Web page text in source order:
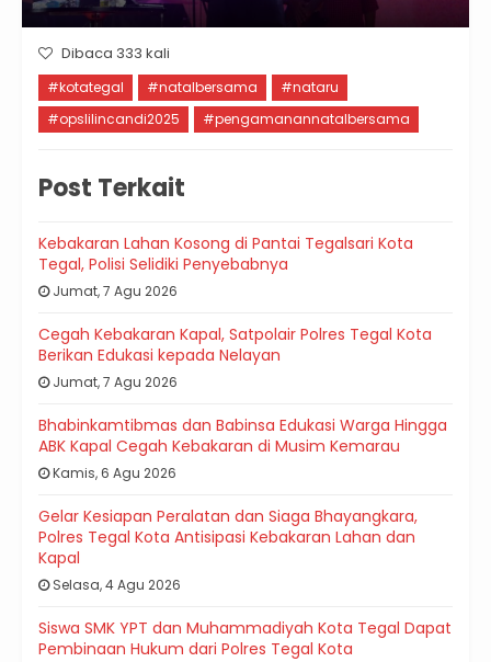
Dibaca 333 kali
#kotategal #natalbersama
#nataru
#opslilincandi2025
#pengamanannatalbersama
Post Terkait
Kebakaran Lahan Kosong di Pantai Tegalsari Kota
Tegal, Polisi Selidiki Penyebabnya
Jumat, 7 Agu 2026
Cegah Kebakaran Kapal, Satpolair Polres Tegal Kota
Berikan Edukasi kepada Nelayan
Jumat, 7 Agu 2026
Bhabinkamtibmas dan Babinsa Edukasi Warga Hingga
ABK Kapal Cegah Kebakaran di Musim Kemarau
Kamis, 6 Agu 2026
Gelar Kesiapan Peralatan dan Siaga Bhayangkara,
Polres Tegal Kota Antisipasi Kebakaran Lahan dan
Kapal
Selasa, 4 Agu 2026
Siswa SMK YPT dan Muhammadiyah Kota Tegal Dapat
Pembinaan Hukum dari Polres Tegal Kota